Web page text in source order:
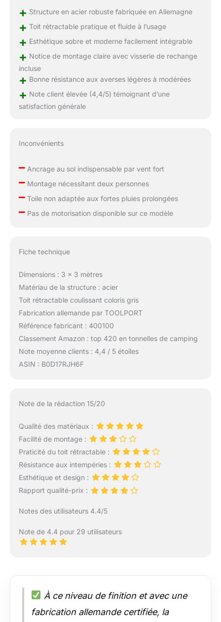
+ Structure en acier robuste fabriquée en Allemagne
+ Toit rétractable pratique et fluide à l’usage
+ Esthétique sobre et moderne facilement intégrable
+ Notice de montage claire avec visserie de rechange
incluse
+ Bonne résistance aux averses légères à modérées
+ Note client élevée (4,4/5) témoignant d’une
satisfaction générale
Inconvénients
–Ancrage au sol indispensable par vent fort
–Montage nécessitant deux personnes
–Toile non adaptée aux fortes pluies prolongées
–Pas de motorisation disponible sur ce modèle
Fiche technique
Dimensions : 3 x 3 mètres
Matériau de la structure : acier
Toit rétractable coulissant coloris gris
Fabrication allemande par TOOLPORT
Référence fabricant : 400100
Classement Amazon : top 420 en tonnelles de camping
Note moyenne clients : 4,4 / 5 étoiles
ASIN : B0D17RJH6F
Note de la rédaction 15/20
Qualité des matériaux :
Facilité de montage :
Praticité du toit rétractable :
Résistance aux intempéries :
Esthétique et design :
Rapport qualité-prix :
Notes des utilisateurs 4.4/5
Note de 4.4 pour 29 utilisateurs
À ce niveau de finition et avec une
fabrication allemande certifiée, la